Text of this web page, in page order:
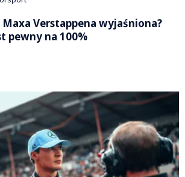
Maxa Verstappena wyjaśniona?
pewny na 100%